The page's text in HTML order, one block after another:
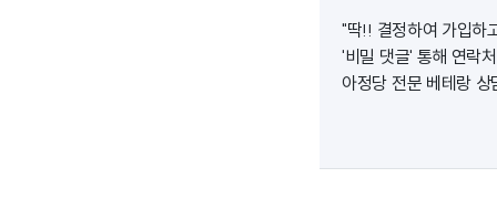
"딱!! 결정하여 가입하
'비밀 댓글' 통해 연락
아정당 전문 베테랑